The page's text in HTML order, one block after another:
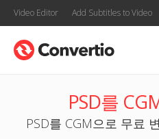
Video Editor Add Subtitles to Video
PSD를
PSD를 CGM으로 무료